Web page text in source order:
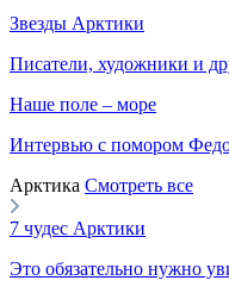
Звезды Арктики
Писатели, художники и
Наше поле – море
Интервью с помором
Арктика Смотреть все
7 чудес Арктики
Это обязательно нужно